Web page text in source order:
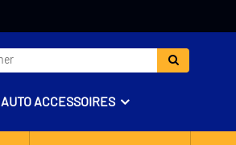
AUTO ACCESSOIRES